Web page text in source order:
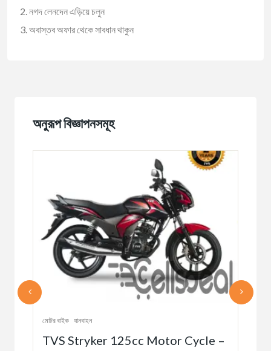
নগদ লেনদেন এড়িয়ে চলুন
অবাস্তব অফার থেকে সাবধান থাকুন
অনুরূপ বিজ্ঞাপনসমূহ
মোটর বাইক যানবাহন
EXERCISE BIKE KPOWER 3.8D-